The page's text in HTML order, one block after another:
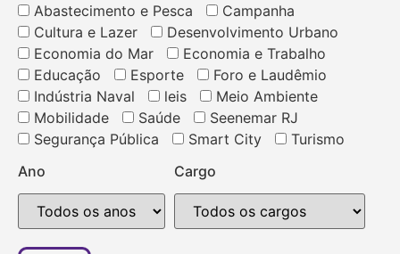
Abastecimento e Pesca
Campanha
Cultura e Lazer
Desenvolvimento Urbano
Economia do Mar
Economia e Trabalho
Educação
Esporte
Foro e Laudêmio
Indústria Naval
leis
Meio Ambiente
Mobilidade
Saúde
Seenemar RJ
Segurança Pública
Smart City
Turismo
Ano
Cargo